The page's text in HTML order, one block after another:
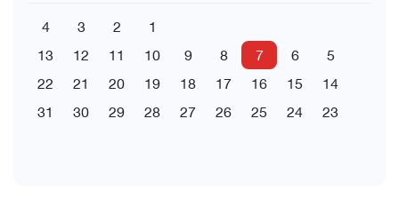
1
2
3
4
5
6
7
8
9
10
11
12
13
14
15
16
17
18
19
20
21
22
23
24
25
26
27
28
29
30
31